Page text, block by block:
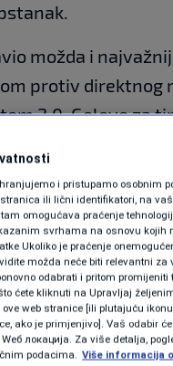
možda i
protiv direktnog
2:0. Golove za
Levante je ovom
mjesto na tabeli.
od Atletica u
pogodak za
Lookman u 21.
u posljednjem
i pristupamo osobnim
ili lični identifikatori, na
omogućava praćenje
svrhama na osnovu kojih
Ukoliko je praćenje
možda neće biti relevantni za
odabrati i pritom promijeniti
ćete kliknuti na Upravljaj
web stranice [ili plutajuću
ako je primjenjivo]. Vaš odabir
локација. Za više detalja,
podacima. Više informacija